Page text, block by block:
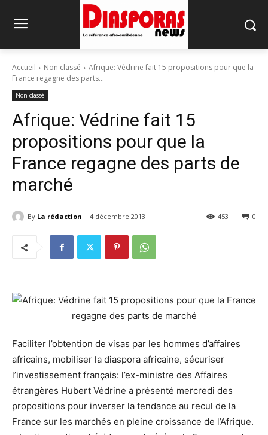
Accueil Non classé
Afrique: Védrine fait 15 propositions pour que la
France regagne des parts...
Non classé
Afrique: Védrine fait 15
propositions pour que la
France regagne des parts de
marché
By La rédaction 4 décembre 2013 0
453
Faciliter l’obtention de visas par les hommes d’affaires
africains, mobiliser la diaspora africaine, sécuriser
l’investissement français: l’ex-ministre des Affaires
étrangères Hubert Védrine a présenté mercredi des
propositions pour inverser la tendance au recul de la
France sur les marchés en pleine croissance de l’Afrique.